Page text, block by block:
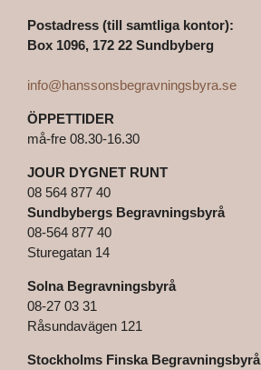
Postadress (till samtliga kontor):
Box 1096, 172 22 Sundbyberg
info@hanssonsbegravningsbyra.se
ÖPPETTIDER
må-fre 08.30-16.30
JOUR DYGNET RUNT
08 564 877 40
Sundbybergs Begravningsbyrå
08-564 877 40
Sturegatan 14
Solna Begravningsbyrå
08-27 03 31
Råsundavägen 121
Stockholms Finska Begravningsbyrå